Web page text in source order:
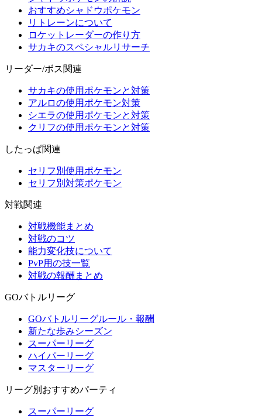
おすすめシャドウポケモン
リトレーンについて
ロケットレーダーの作り方
サカキのスペシャルリサーチ
リーダー/ボス関連
サカキの使用ポケモンと対策
アルロの使用ポケモン対策
シエラの使用ポケモンと対策
クリフの使用ポケモンと対策
したっぱ関連
セリフ別使用ポケモン
セリフ別対策ポケモン
対戦関連
対戦機能まとめ
対戦のコツ
能力変化技について
PvP用の技一覧
対戦の報酬まとめ
GOバトルリーグ
GOバトルリーグルール・報酬
新たな歩みシーズン
スーパーリーグ
ハイパーリーグ
マスターリーグ
リーグ別おすすめパーティ
スーパーリーグ